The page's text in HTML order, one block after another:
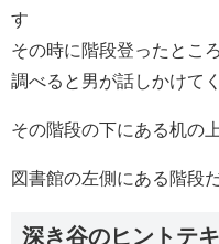
す
その時に階段登ったとこ
調べると男が話しかけて
その階段の下にある机の
図書館の左側にある階段
深き谷のヒントテ